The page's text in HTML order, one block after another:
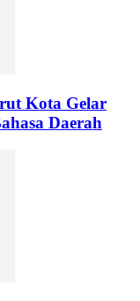
Kota Gelar
Daerah